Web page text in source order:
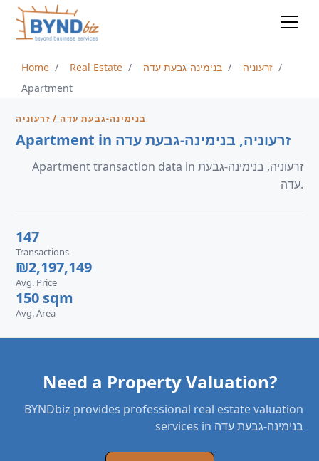
Home Real Estate בנימינה-גבעת עדה
זרעוניה
Apartment
בנימינה-גבעת עדה / זרעוניה
Apartment in זרעוניה, בנימינה-גבעת עדה
Apartment transaction data in זרעוניה, בנימינה-גבעת
עדה.
147
Transactions
₪2,197,149
Avg. Price
150 sqm
Avg. Area
Need a Property Valuation?
BYNDbiz provides professional real estate valuation
services in בנימינה-גבעת עדה